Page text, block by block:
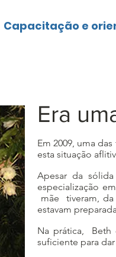
Capacitação e
Era
Em 2009, uma
esta situação
Apesar da
especialização
mãe tiveram,
estavam
Na prática, Beth
suficiente para